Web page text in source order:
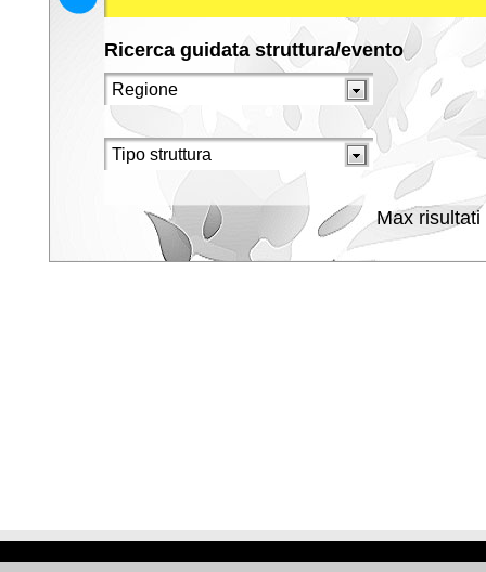
Ricerca guidata struttura/evento
Max risultati